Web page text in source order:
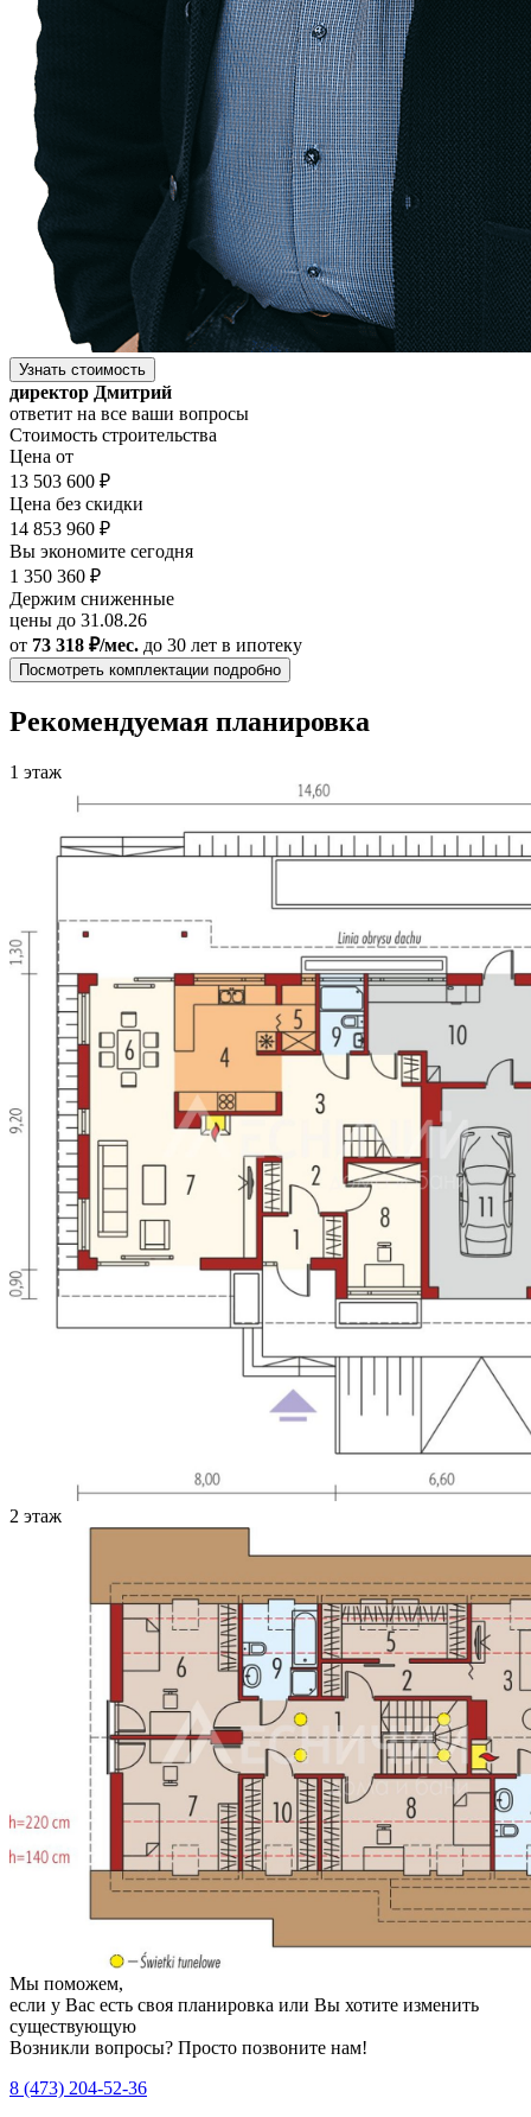
Узнать стоимость
директор Дмитрий
ответит на все ваши вопросы
Стоимость строительства
Цена от
13 503 600 ₽
Цена без скидки
14 853 960 ₽
Вы экономите сегодня
1 350 360 ₽
Держим сниженные
цены до 31.08.26
от 73 318 ₽/мес. до 30 лет в ипотеку
Посмотреть комплектации подробно
Рекомендуемая планировка
1 этаж
2 этаж
Мы поможем,
если у Вас есть своя планировка или Вы хотите изменить
существующую
Возникли вопросы? Просто позвоните нам!
8 (473) 204-52-36